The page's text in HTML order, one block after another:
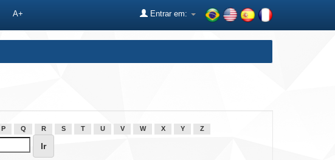
A+ Entrar em:
P Q R S T U V W X Y Z